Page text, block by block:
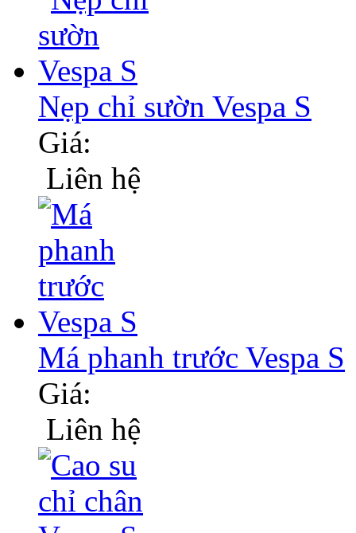
Nẹp chỉ sườn Vespa S
Giá:
Liên hệ
Má phanh trước Vespa S
Giá:
Liên hệ